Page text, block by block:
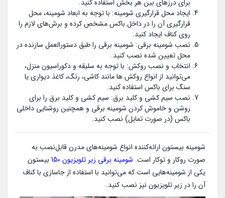
برای درزهای بین هر بخش استفاده کنید.
ایجاد محل قرارگیری شومینه: با توجه به ابعاد شومینه، محل
قرارگیری آن را در داخل باکس مشخص کرده و برش‌های لازم را
روی کناف ایجاد کنید.
نصب شومینه برقی: شومینه برقی را طبق دستورالعمل سازنده در
محل تعیین شده نصب کنید.
انتخاب و نصب روکش: با توجه به سلیقه و دکوراسیون منزل،
می‌توانید از انواع روکش ها مانند کاشی، رنگ، کاغذ دیواری یا
سنگ برای باکس استفاده کنید.
نصب سیم کشی و کلید برق: سیم کشی و کلید برق را برای
روشن و خاموش کردن شومینه برقی و همچنین روشنایی داخلی
باکس (در صورت تمایل) نصب کنید.
شومینه بیستون ارائه‌کننده انواع شومینه‌های مدرن قابل‌نصب به
صورت روکار و توکار است. شومینه برقی زیر تلویزیون 150
بیستون
یکی از شومینه‌هایی است که می‌توانید با استفاده از جاسازی با کناف
آن را در زیر تلویزیون نیز نصب کنید.